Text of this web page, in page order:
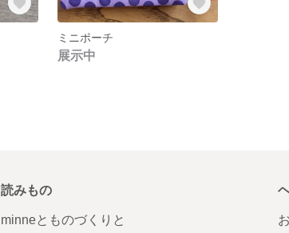
ミニポーチ
展示中
読みもの
minneとものづくりと